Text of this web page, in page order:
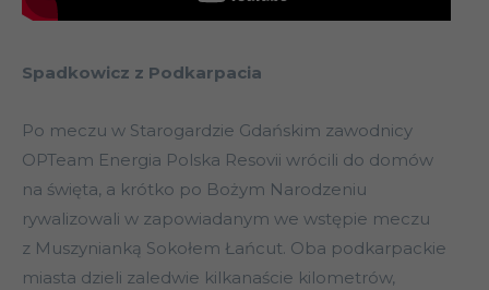
Spadkowicz z Podkarpacia
Po meczu w Starogardzie Gdańskim zawodnicy
OPTeam Energia Polska Resovii wrócili do domów
na święta, a krótko po Bożym Narodzeniu
rywalizowali w zapowiadanym we wstępie meczu
z Muszynianką Sokołem Łańcut. Oba podkarpackie
miasta dzieli zaledwie kilkanaście kilometrów,